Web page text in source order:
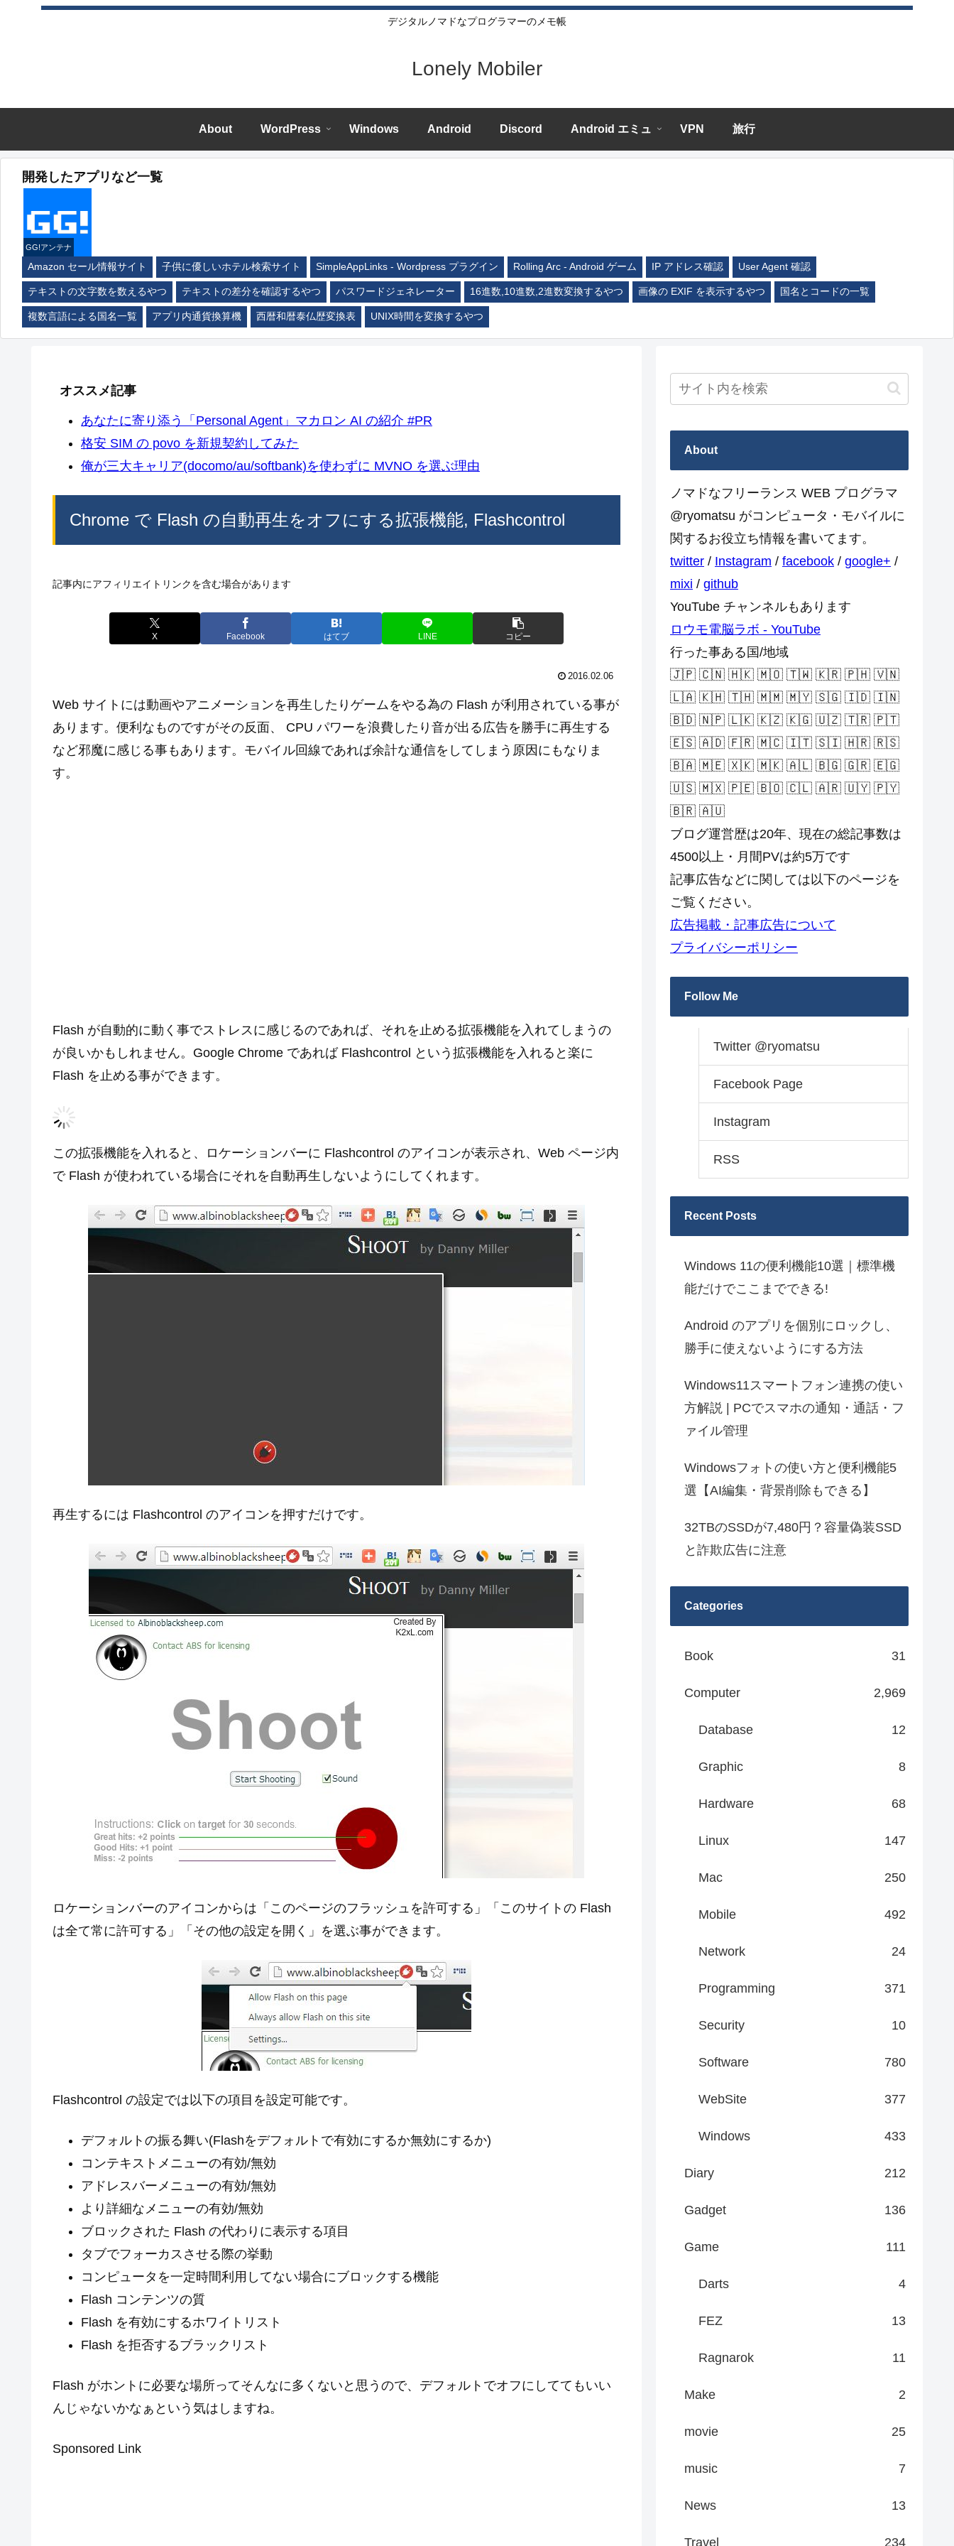
デジタルノマドなプログラマーのメモ帳
Lonely Mobiler
About WordPress Windows Android Discord Android エミュ VPN 旅行
開発したアプリなど一覧
GG!アンテナ
Amazon セール情報サイト 子供に優しいホテル検索サイト SimpleAppLinks - Wordpress プラグイン Rolling Arc - Android ゲーム IP アドレス確認 User Agent 確認
テキストの文字数を数えるやつ テキストの差分を確認するやつ パスワードジェネレーター 16進数,10進数,2進数変換するやつ 画像の EXIF を表示するやつ 国名とコードの一覧
複数言語による国名一覧 アプリ内通貨換算機 西暦和暦泰仏歴変換表 UNIX時間を変換するやつ
オススメ記事
あなたに寄り添う「Personal Agent」マカロン AI の紹介 #PR
格安 SIM の povo を新規契約してみた
俺が三大キャリア(docomo/au/softbank)を使わずに MVNO を選ぶ理由
Chrome で Flash の自動再生をオフにする拡張機能, Flashcontrol
記事内にアフィリエイトリンクを含む場合があります
X Facebook はてブ LINE コピー
2016.02.06
Web サイトには動画やアニメーションを再生したりゲームをやる為の Flash が利用されている事が
あります。便利なものですがその反面、 CPU パワーを浪費したり音が出る広告を勝手に再生する
など邪魔に感じる事もあります。モバイル回線であれば余計な通信をしてしまう原因にもなりま
す。
Flash が自動的に動く事でストレスに感じるのであれば、それを止める拡張機能を入れてしまうの
が良いかもしれません。Google Chrome であれば Flashcontrol という拡張機能を入れると楽に
Flash を止める事ができます。
この拡張機能を入れると、ロケーションバーに Flashcontrol のアイコンが表示され、Web ページ内
で Flash が使われている場合にそれを自動再生しないようにしてくれます。
再生するには Flashcontrol のアイコンを押すだけです。
ロケーションバーのアイコンからは「このページのフラッシュを許可する」「このサイトの Flash
は全て常に許可する」「その他の設定を開く」を選ぶ事ができます。
Flashcontrol の設定では以下の項目を設定可能です。
デフォルトの振る舞い(Flashをデフォルトで有効にするか無効にするか)
コンテキストメニューの有効/無効
アドレスバーメニューの有効/無効
より詳細なメニューの有効/無効
ブロックされた Flash の代わりに表示する項目
タブでフォーカスさせる際の挙動
コンピュータを一定時間利用してない場合にブロックする機能
Flash コンテンツの質
Flash を有効にするホワイトリスト
Flash を拒否するブラックリスト
Flash がホントに必要な場所ってそんなに多くないと思うので、デフォルトでオフにしててもいい
んじゃないかなぁという気はしますね。
Sponsored Link
About
ノマドなフリーランス WEB プログラマ
@ryomatsu がコンピュータ・モバイルに
関するお役立ち情報を書いてます。
twitter / Instagram / facebook / google+ /
mixi / github
YouTube チャンネルもあります
ロウモ電脳ラボ - YouTube
行った事ある国/地域
🇯🇵 🇨🇳 🇭🇰 🇲🇴 🇹🇼 🇰🇷 🇵🇭 🇻🇳
🇱🇦 🇰🇭 🇹🇭 🇲🇲 🇲🇾 🇸🇬 🇮🇩 🇮🇳
🇧🇩 🇳🇵 🇱🇰 🇰🇿 🇰🇬 🇺🇿 🇹🇷 🇵🇹
🇪🇸 🇦🇩 🇫🇷 🇲🇨 🇮🇹 🇸🇮 🇭🇷 🇷🇸
🇧🇦 🇲🇪 🇽🇰 🇲🇰 🇦🇱 🇧🇬 🇬🇷 🇪🇬
🇺🇸 🇲🇽 🇵🇪 🇧🇴 🇨🇱 🇦🇷 🇺🇾 🇵🇾
🇧🇷 🇦🇺
ブログ運営歴は20年、現在の総記事数は
4500以上・月間PVは約5万です
記事広告などに関しては以下のページを
ご覧ください。
広告掲載・記事広告について
プライバシーポリシー
Follow Me
Twitter @ryomatsu
Facebook Page
Instagram
RSS
Recent Posts
Windows 11の便利機能10選｜標準機
能だけでここまでできる!
Android のアプリを個別にロックし、
勝手に使えないようにする方法
Windows11スマートフォン連携の使い
方解説 | PCでスマホの通知・通話・フ
ァイル管理
Windowsフォトの使い方と便利機能5
選【AI編集・背景削除もできる】
32TBのSSDが7,480円？容量偽装SSD
と詐欺広告に注意
Categories
Book 31
Computer 2,969
Database 12
Graphic 8
Hardware 68
Linux 147
Mac 250
Mobile 492
Network 24
Programming 371
Security 10
Software 780
WebSite 377
Windows 433
Diary 212
Gadget 136
Game 111
Darts 4
FEZ 13
Ragnarok 11
Make 2
movie 25
music 7
News 13
Travel 234